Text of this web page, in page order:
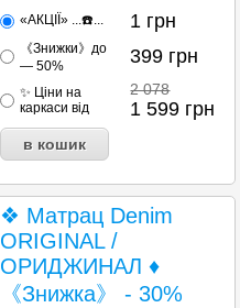
«АКЦІЇ» ...☎️... 1 грн
《Знижки》до
— 50%
399 грн
✨ Ціни на
каркаси від
2 078
1 599 грн
❖ Матрац Denim
ORIGINAL /
ОРИДЖИНАЛ ♦
《Знижка》 - 30%